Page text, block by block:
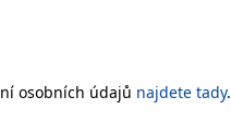
osobních údajů najdete tady.